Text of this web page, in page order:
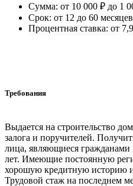
Сумма: от 10 000 ₽ до 1
Срок: от 12 до 60 месяцев
Процентная ставка: от
Требования
Выдается на строительство
залога и поручителей.
лица, являющиеся гражданами
лет. Имеющие постоянную
хорошую кредитную историю
Трудовой стаж на последнем